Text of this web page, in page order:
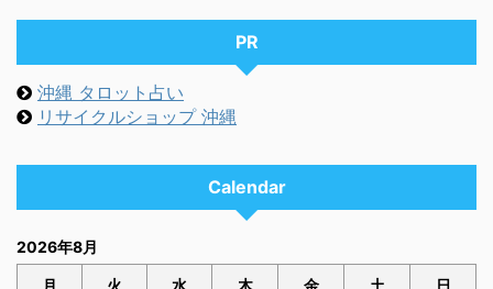
PR
沖縄 タロット占い
リサイクルショップ 沖縄
Calendar
2026年8月
月 火 水 木 金 土 日